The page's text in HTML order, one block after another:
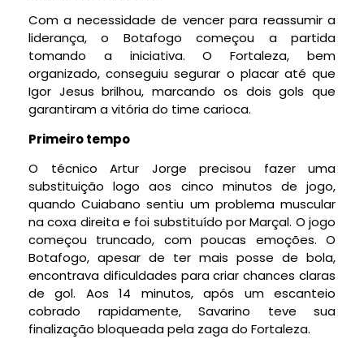
Com a necessidade de vencer para reassumir a
liderança, o Botafogo começou a partida
tomando a iniciativa. O Fortaleza, bem
organizado, conseguiu segurar o placar até que
Igor Jesus brilhou, marcando os dois gols que
garantiram a vitória do time carioca.
Primeiro tempo
O técnico Artur Jorge precisou fazer uma
substituição logo aos cinco minutos de jogo,
quando Cuiabano sentiu um problema muscular
na coxa direita e foi substituído por Marçal. O jogo
começou truncado, com poucas emoções. O
Botafogo, apesar de ter mais posse de bola,
encontrava dificuldades para criar chances claras
de gol. Aos 14 minutos, após um escanteio
cobrado rapidamente, Savarino teve sua
finalização bloqueada pela zaga do Fortaleza.